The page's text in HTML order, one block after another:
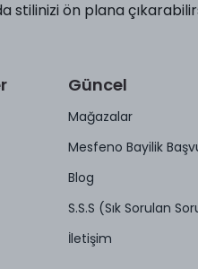
stilinizi ön plana
Güncel
Mağazalar
Mesfeno Bayilik
Blog
S.S.S (Sık Sorulan
İletişim